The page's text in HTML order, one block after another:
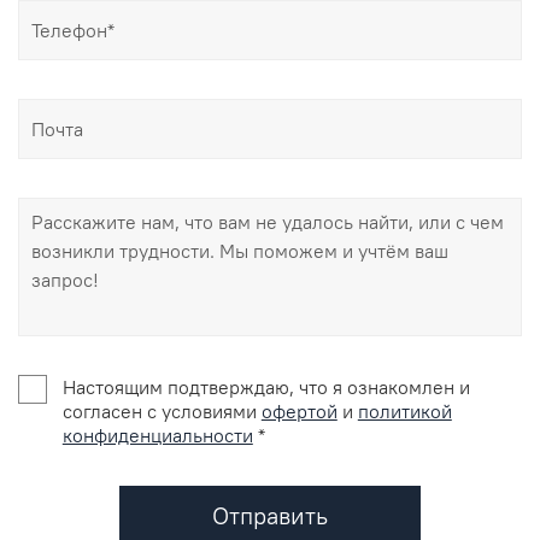
Настоящим подтверждаю, что я ознакомлен и
согласен с условиями офертой и политикой
конфиденциальности *
Отправить